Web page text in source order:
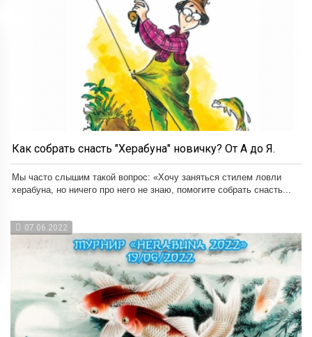
Как собрать снасть "Херабуна" новичку? От А до Я.
Мы часто слышим такой вопрос: «Хочу заняться стилем ловли
херабуна, но ничего про него не знаю, помогите собрать снасть...
07.06.2022